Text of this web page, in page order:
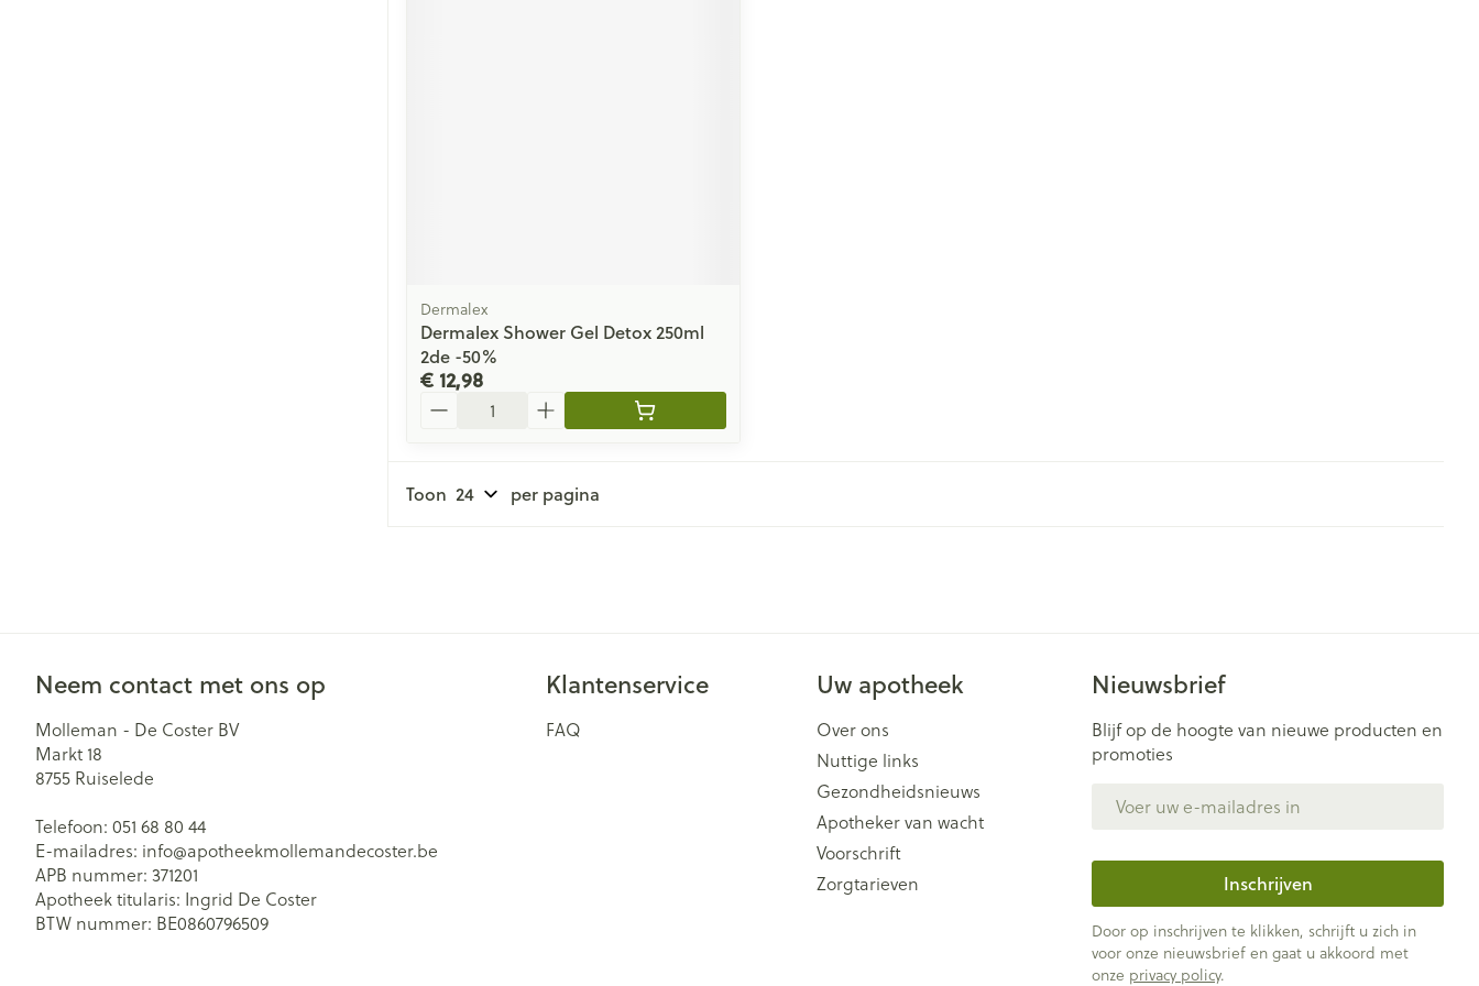
Dermalex
Dermalex Shower Gel Detox 250ml
2de -50%
€ 12,98
Toon per pagina
Neem contact met ons op
Molleman - De Coster BV
Markt 18
8755 Ruiselede
Telefoon: 051 68 80 44
E-mailadres: info@apotheekmollemandecoster.be
APB nummer: 371201
Apotheek titularis: Ingrid De Coster
BTW nummer: BE0860796509
Klantenservice
FAQ
Uw apotheek
Over ons
Nuttige links
Gezondheidsnieuws
Apotheker van wacht
Voorschrift
Zorgtarieven
Nieuwsbrief
Blijf op de hoogte van nieuwe producten en
promoties
Inschrijven
Door op inschrijven te klikken, schrijft u zich in
voor onze nieuwsbrief en gaat u akkoord met
onze privacy policy.